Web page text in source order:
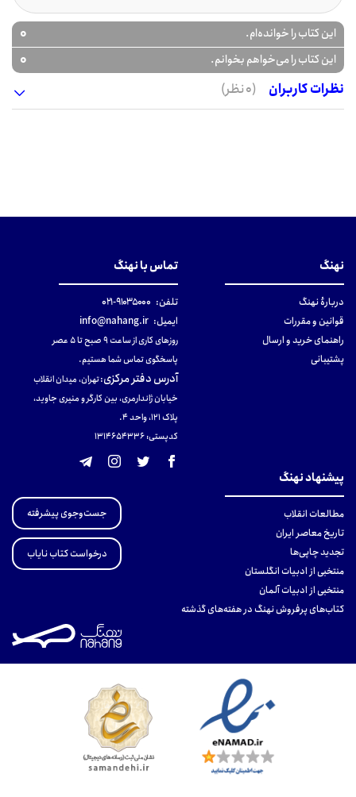
این کتاب را خوانده‌ام. 0
این کتاب را می‌خواهم بخوانم.
0
نظرات کاربران
(0 نظر)
نهنگ
دربارهٔ نهنگ
قوانین و مقررات
راهنمای خرید و ارسال
پشتیبانی
تماس با نهنگ
تلفن: ۹۱۰۳۵۰۰۰-۰۲۱
ایمیل: info@nahang.ir
روزهای کاری از ساعت ۹ صبح تا ۵ عصر
پاسخگوی تماس شما هستیم.
آدرس دفتر مرکزی:تهران، میدان انقلاب
خیابان ژاندارمری، بین کارگر و منیری جاوید،
پلاک 121، واحد ۴.
کدپستی: 131465433۶
پیشنهاد نهنگ
مطالعات انقلاب
تاریخ معاصر ایران
تجدید چاپی‌ها
منتخبی از ادبیات انگلستان
منتخبی از ادبیات آلمان
کتاب‌های پرفروش نهنگ در هفته‌های گذشته
جست‌وجوی پیشرفته
درخواست کتاب نایاب